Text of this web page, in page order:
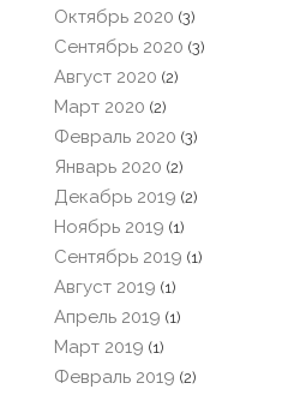
Октябрь 2020 (3)
Сентябрь 2020 (3)
Август 2020 (2)
Март 2020 (2)
Февраль 2020 (3)
Январь 2020 (2)
Декабрь 2019 (2)
Ноябрь 2019 (1)
Сентябрь 2019 (1)
Август 2019 (1)
Апрель 2019 (1)
Март 2019 (1)
Февраль 2019 (2)